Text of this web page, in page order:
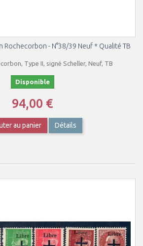
Rochecorbon - N°38/39 Neuf * Qualité TB
Type II, signé Scheller, Neuf, TB
Disponible
94,00 €
au panier Détails